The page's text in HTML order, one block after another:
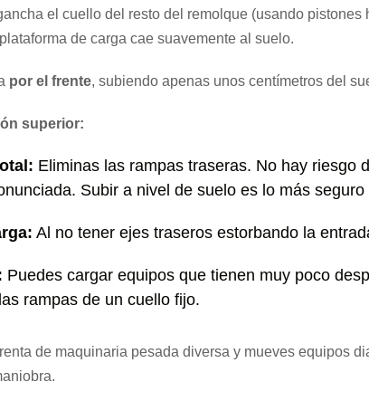
el cuello del resto del remolque (usando
de carga cae suavemente al suelo.
por el frente, subiendo apenas unos centímetros del
superior:
Eliminas las rampas traseras. No hay riesgo
Subir a nivel de suelo es lo más seguro
Al no tener ejes traseros estorbando la
Puedes cargar equipos que tienen muy poco
rampas de un cuello fijo.
de maquinaria pesada diversa y mueves equipos